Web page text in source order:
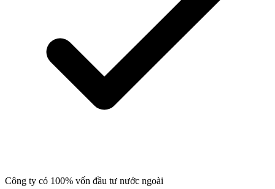
Công ty có 100% vốn đầu tư nước ngoài